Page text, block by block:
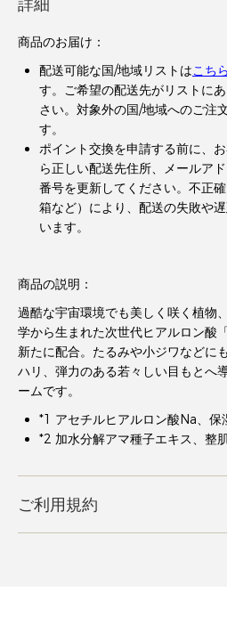
商品のお届け：
配送可能な国/地域リストはこちら
す。ご希望の配送先がリストに
さい。対象外の国/地域へのご注
す。
ポイント交換を申請する前に、
ら正しい配送先住所、メールア
番号を更新してください。不正
箱など）により、配送の失敗や
います。
商品の説明：
過酷な宇宙環境でも美しく咲く植物
学から生まれた次世代ヒアルロン酸
新たに配合。たるみや小ジワなどに
ハリ、弾力のある若々しい目もとへ
ームです。
*1 アセチルヒアルロン酸Na、保
*2 加水分解アマ種子エキス、整
ご利用規約